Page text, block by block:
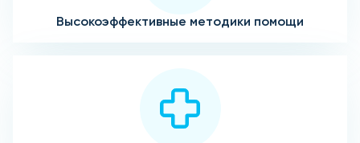
Высокоэффективные методики помощи